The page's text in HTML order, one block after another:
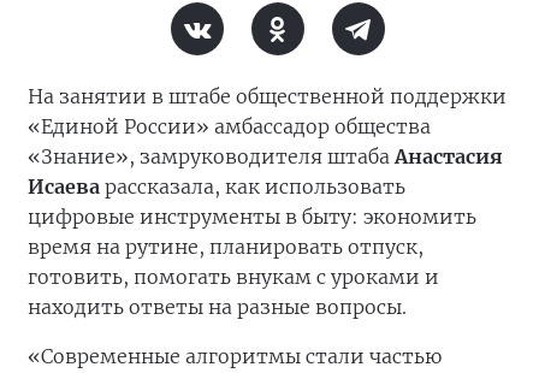
На занятии в штабе общественной поддержки
«Единой России» амбассадор общества
«Знание», замруководителя штабаАнастасия
Исаева рассказала, как использовать
цифровые инструменты в быту: экономить
время на рутине, планировать отпуск,
готовить, помогать внукам с уроками и
находить ответы на разные вопросы.
«Современные алгоритмы стали частью